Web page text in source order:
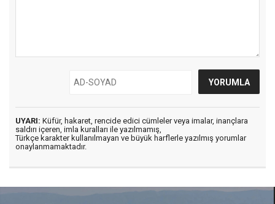
UYARI: Küfür, hakaret, rencide edici cümleler veya imalar, inançlara
saldırı içeren, imla kuralları ile yazılmamış,
Türkçe karakter kullanılmayan ve büyük harflerle yazılmış yorumlar
onaylanmamaktadır.